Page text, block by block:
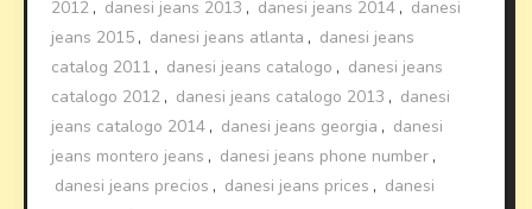
2012 , danesi jeans 2013 , danesi jeans 2014 , danesi
jeans 2015 , danesi jeans atlanta , danesi jeans
catalog 2011 , danesi jeans catalogo , danesi jeans
catalogo 2012 , danesi jeans catalogo 2013 , danesi
jeans catalogo 2014 , danesi jeans georgia , danesi
jeans montero jeans , danesi jeans phone number ,
danesi jeans precios , danesi jeans prices , danesi